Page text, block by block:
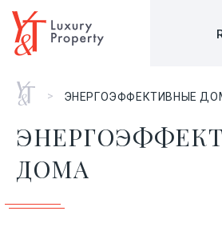
Главная
> ЭНЕРГОЭФФЕКТИВНЫЕ
ДОМА